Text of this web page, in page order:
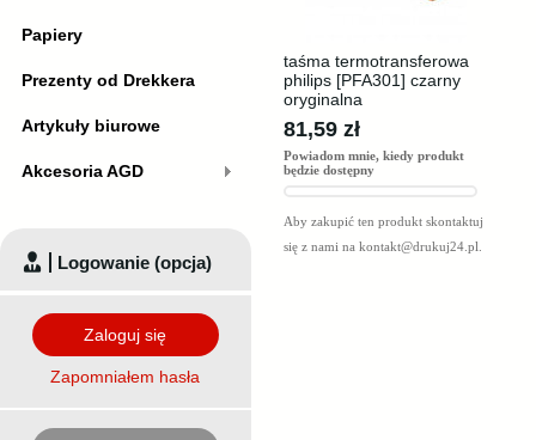
taśma termotransferowa
philips [PFA301] czarny
oryginalna
81,59 zł
Powiadom mnie, kiedy produkt
będzie dostępny
Aby zakupić ten produkt skontaktuj
się z nami na kontakt@drukuj24.pl
Papiery
Prezenty od Drekkera
Artykuły biurowe
Akcesoria AGD
Logowanie (opcja)
Zaloguj się
Zapomniałem hasła